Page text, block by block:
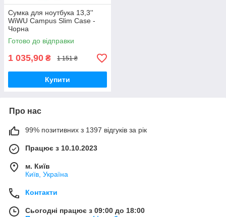
Сумка для ноутбука 13,3''
WiWU Campus Slim Case -
Чорна
Готово до відправки
1 035,90 ₴ 1 151 ₴
Купити
Про нас
99% позитивних з 1397 відгуків за рік
Працює з 10.10.2023
м. Київ
Київ, Україна
Контакти
Сьогодні працює з 09:00 до 18:00